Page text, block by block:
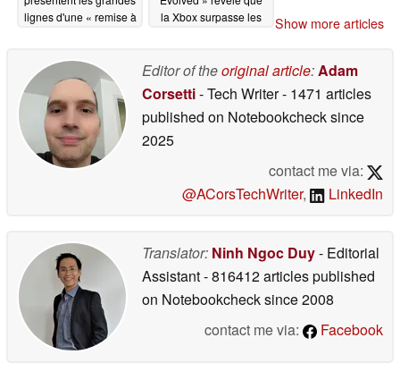
lignes d'une « remise à
la Xbox surpasse les
Show more articles
Editor of theoriginal article:Adam
Corsetti- Tech Writer- 1471 articles
published on Notebookchecksince
2025
contact me via:
@ACorsTechWriter, LinkedIn
Translator: Ninh Ngoc Duy- Editorial
Assistant- 816412 articles published
on Notebookchecksince 2008
contact me via:
Facebook